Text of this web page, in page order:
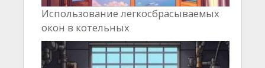
Использование легкосбрасываемых
окон в котельных